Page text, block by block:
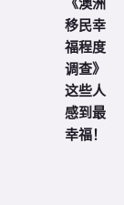
移民幸
福程度
调查》
这些人
感到最
幸福！